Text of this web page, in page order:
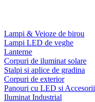
Lampi & Veioze de birou
Lampi LED de veghe
Lanterne
Corpuri de iluminat solare
Stalpi si aplice de gradina
Corpuri de exterior
Panouri cu LED si Accesorii
Iluminat Industrial